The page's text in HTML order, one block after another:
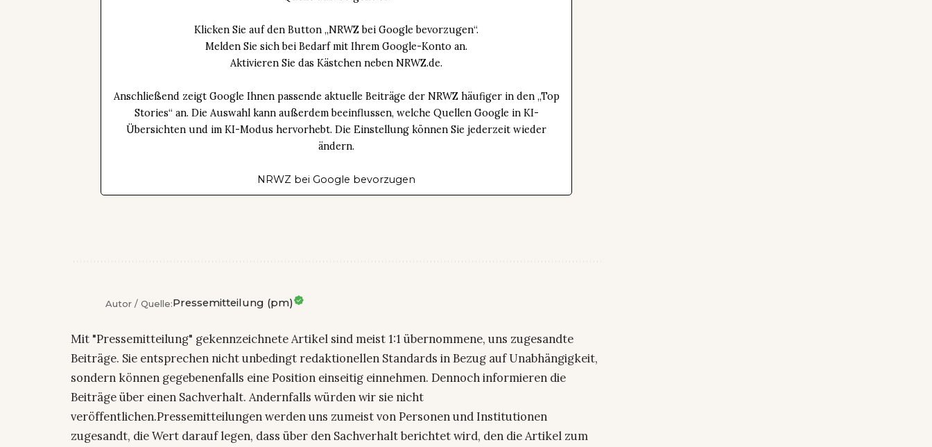
Klicken Sie auf den Button „NRWZ bei Google bevorzugen“.
Melden Sie sich bei Bedarf mit Ihrem Google-Konto an.
Aktivieren Sie das Kästchen neben NRWZ.de.
Anschließend zeigt Google Ihnen passende aktuelle Beiträge der NRWZ häufiger in den „Top
Stories“ an. Die Auswahl kann außerdem beeinflussen, welche Quellen Google in KI-
Übersichten und im KI-Modus hervorhebt. Die Einstellung können Sie jederzeit wieder
ändern.
NRWZ bei Google bevorzugen
Autor / Quelle:Pressemitteilung (pm)
Mit "Pressemitteilung" gekennzeichnete Artikel sind meist 1:1 übernommene, uns zugesandte
Beiträge. Sie entsprechen nicht unbedingt redaktionellen Standards in Bezug auf Unabhängigkeit,
sondern können gegebenenfalls eine Position einseitig einnehmen. Dennoch informieren die
Beiträge über einen Sachverhalt. Andernfalls würden wir sie nicht
veröffentlichen.Pressemitteilungen werden uns zumeist von Personen und Institutionen
zugesandt, die Wert darauf legen, dass über den Sachverhalt berichtet wird, den die Artikel zum